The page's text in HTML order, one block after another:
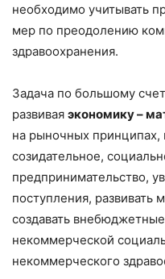
необходимо учитывать
мер по преодолению
здравоохранения.
Задача по большому
развивая экономику –
на рыночных принципах,
созидательное,
предпринимательство,
поступления, развивать
создавать
некоммерческой
некоммерческого